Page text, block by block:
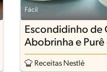
Fácil
Escondidinho de
Abobrinha e Purê
Cenoura
Receitas Nestlé